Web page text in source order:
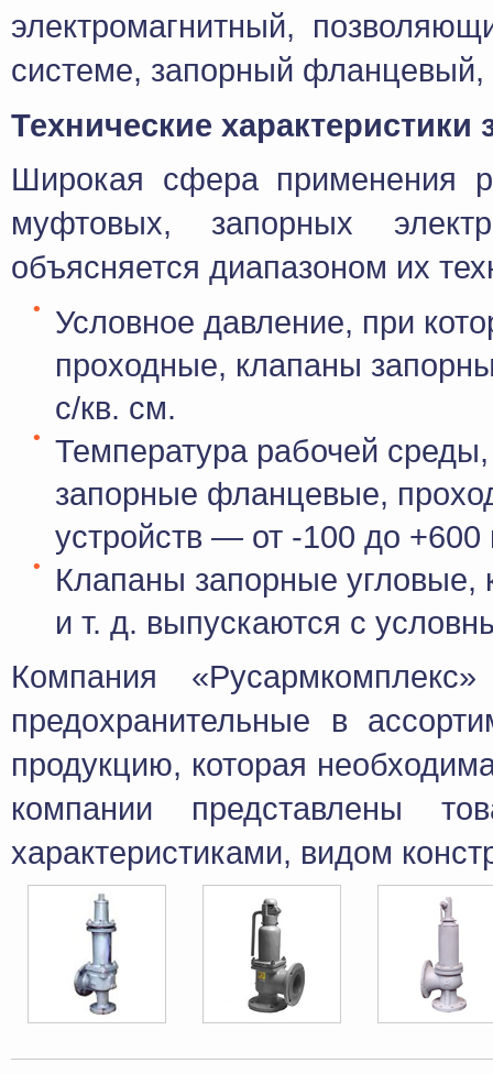
электромагнитный,
системе, запорный
Технические
Широкая сфера применения
муфтовых, запорных
объясняется диапазоном их
Условное давление, при
проходные, клапаны
с/кв. см.
Температура рабочей
запорные фланцевые,
устройств — от -100 до +600
Клапаны запорные угловые,
и т. д. выпускаются с
Компания
предохранительные в
продукцию, которая
компании представлены
характеристиками, видом